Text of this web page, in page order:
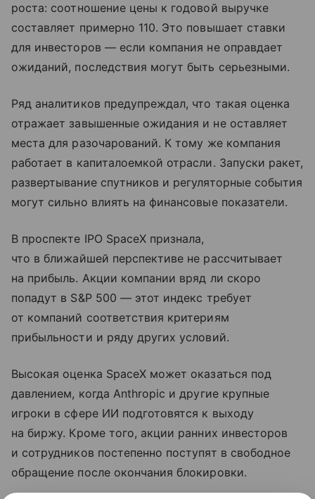
роста: соотношение цены к годовой выручке
составляет примерно 110. Это повышает ставки
для инвесторов — если компания не оправдает
ожиданий, последствия могут быть серьезными.
Ряд аналитиков предупреждал, что такая оценка
отражает завышенные ожидания и не оставляет
места для разочарований. К тому же компания
работает в капиталоемкой отрасли. Запуски ракет,
развертывание спутников и регуляторные события
могут сильно влиять на финансовые показатели.
В проспекте IPO SpaceX признала,
что в ближайшей перспективе не рассчитывает
на прибыль. Акции компании вряд ли скоро
попадут в S&P 500 — этот индекс требует
от компаний соответствия критериям
прибыльности и ряду других условий.
Высокая оценка SpaceX может оказаться под
давлением, когда Anthropic и другие крупные
игроки в сфере ИИ подготовятся к выходу
на биржу. Кроме того, акции ранних инвесторов
и сотрудников постепенно поступят в свободное
обращение после окончания блокировки.